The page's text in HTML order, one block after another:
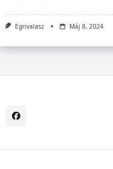
Egrivalasz Máj 8, 2024